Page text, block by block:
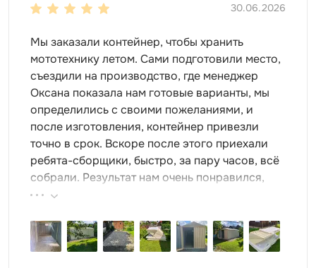
30.06.2026
Мы заказали контейнер, чтобы хранить
мототехнику летом. Сами подготовили место,
съездили на производство, где менеджер
Оксана показала нам готовые варианты, мы
определились с своими пожеланиями, и
после изготовления, контейнер привезли
точно в срок. Вскоре после этого приехали
ребята-сборщики, быстро, за пару часов, всё
собрали. Результат нам очень понравился,
поэтому всем советуем эту фирму.